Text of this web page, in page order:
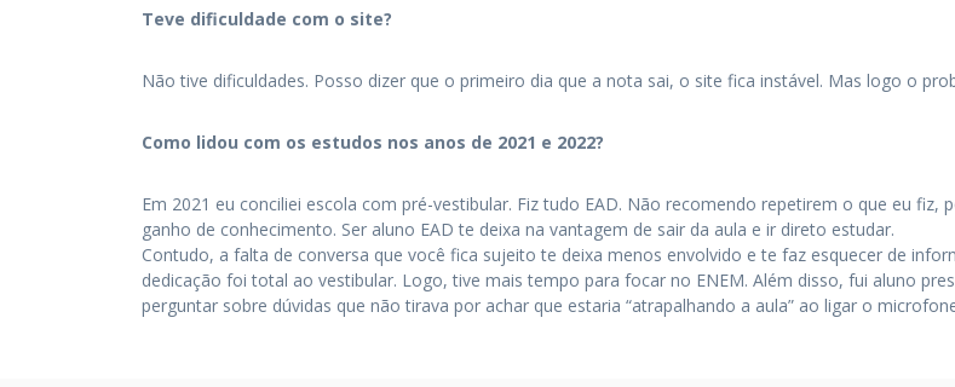
Teve dificuldade com o site?
Não tive dificuldades. Posso dizer que o primeiro dia que a nota sai, o site fica instável. Mas logo o
Como lidou com os estudos nos anos de 2021 e 2022?
Em 2021 eu conciliei escola com pré-vestibular. Fiz tudo EAD. Não recomendo repetirem o que eu
ganho de conhecimento. Ser aluno EAD te deixa na vantagem de sair da aula e ir direto estudar.
Contudo, a falta de conversa que você fica sujeito te deixa menos envolvido e te faz esquecer de
dedicação foi total ao vestibular. Logo, tive mais tempo para focar no ENEM. Além disso, fui aluno
perguntar sobre dúvidas que não tirava por achar que estaria “atrapalhando a aula” ao ligar o